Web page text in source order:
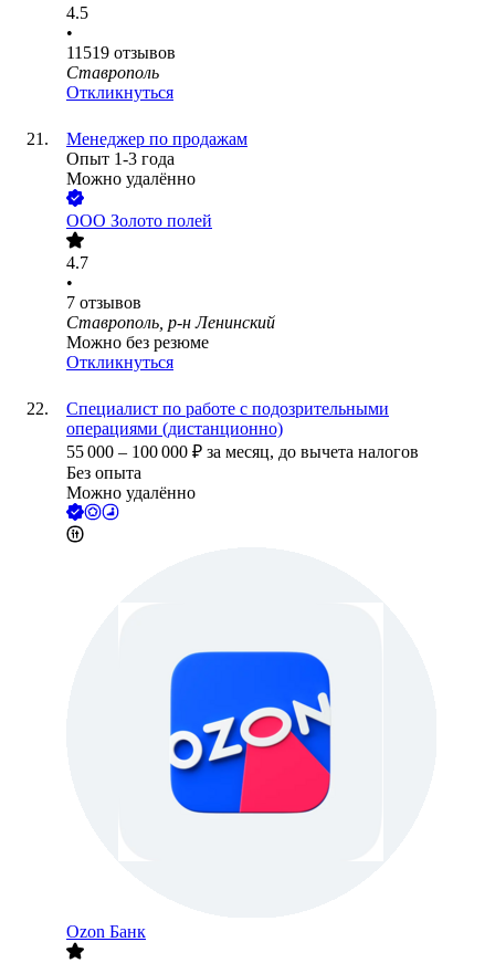
4.5
•
11519 отзывов
Ставрополь
Откликнуться
Менеджер по продажам
Опыт 1-3 года
Можно удалённо
ООО Золото полей
4.7
•
7 отзывов
Ставрополь, р-н Ленинский
Можно без резюме
Откликнуться
Специалист по работе с подозрительными
операциями (дистанционно)
55 000 – 100 000 ₽ за месяц, до вычета налогов
Без опыта
Можно удалённо
Ozon Банк